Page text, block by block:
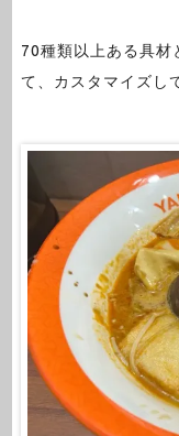
70種類以上ある具材
て、カスタマイズし